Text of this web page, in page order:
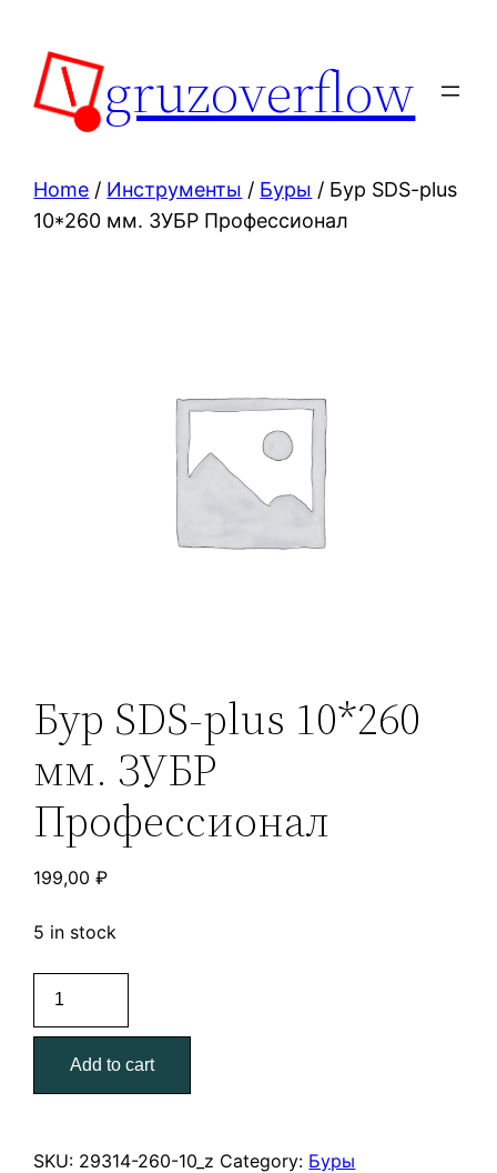
content
gruzoverflow
Home / Инструменты / Буры / Бур SDS-plus
10*260 мм. ЗУБР Профессионал
Бур SDS-plus 10*260
мм. ЗУБР
Профессионал
199,00₽
5 in stock
SDS-
plus
10*260
мм.
Профессионал
Add to cart
SKU: 29314-260-10_z Category: Буры